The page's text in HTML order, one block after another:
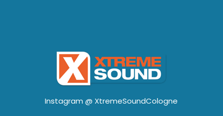
Instagram @ XtremeSoundCologne